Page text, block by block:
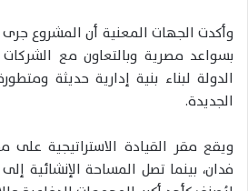
وأكدت الجهات المعنية أن المشروع
بسواعد مصرية وبالتعاون مع
الدولة لبناء بنية إدارية حديثة
الجديدة.
ويقع مقر القيادة الاستراتيجية على
فدان، بينما تصل المساحة الإنشائية